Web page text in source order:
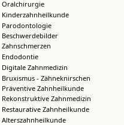
Oralchirurgie
Kinderzahnheilkunde
Parodontologie
Beschwerdebilder
Zahnschmerzen
Endodontie
Digitale Zahnmedizin
Bruxismus - Zähneknirschen
Präventive Zahnheilkunde
Rekonstruktive Zahnmedizin
Restaurative Zahnheilkunde
Alterszahnheilkunde